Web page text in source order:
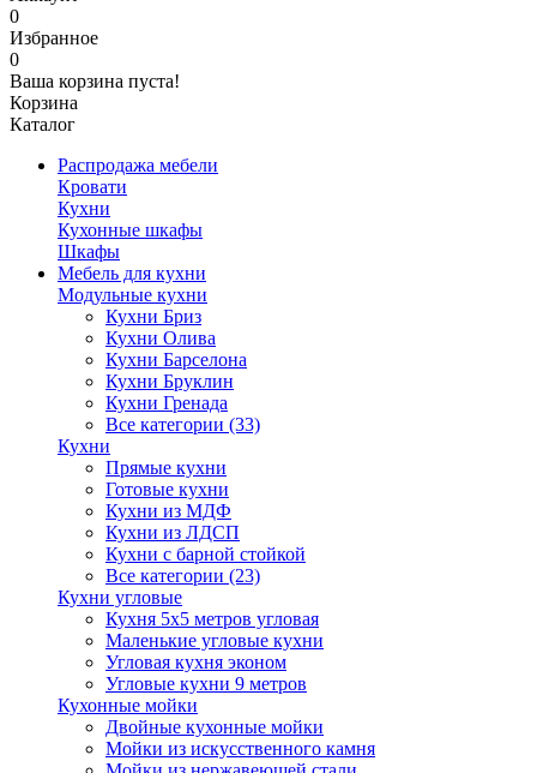
0
Избранное
0
Ваша корзина пуста!
Корзина
Каталог
Распродажа мебели
Кровати
Кухни
Кухонные шкафы
Шкафы
Мебель для кухни
Модульные кухни
Кухни Бриз
Кухни Олива
Кухни Барселона
Кухни Бруклин
Кухни Гренада
Все категории (33)
Кухни
Прямые кухни
Готовые кухни
Кухни из МДФ
Кухни из ЛДСП
Кухни с барной стойкой
Все категории (23)
Кухни угловые
Кухня 5х5 метров угловая
Маленькие угловые кухни
Угловая кухня эконом
Угловые кухни 9 метров
Кухонные мойки
Двойные кухонные мойки
Мойки из искусственного камня